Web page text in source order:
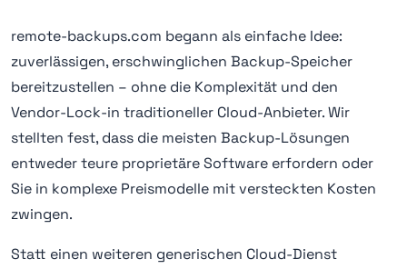
remote-backups.com begann als einfache Idee:
zuverlässigen, erschwinglichen Backup-Speicher
bereitzustellen – ohne die Komplexität und den
Vendor-Lock-in traditioneller Cloud-Anbieter. Wir
stellten fest, dass die meisten Backup-Lösungen
entweder teure proprietäre Software erfordern oder
Sie in komplexe Preismodelle mit versteckten Kosten
zwingen.
Statt einen weiteren generischen Cloud-Dienst